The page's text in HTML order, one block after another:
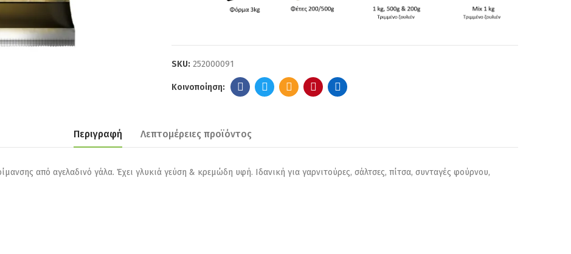
SKU: 252000091
Περιγραφή Λεπτομέρειες προϊόντος
από αγελαδινό γάλα. Έχει γλυκιά γεύση & κρεμώδη υφή. Ιδανική για γαρνιτούρες, σάλτσες, πίτσα, συνταγές φούρνου,